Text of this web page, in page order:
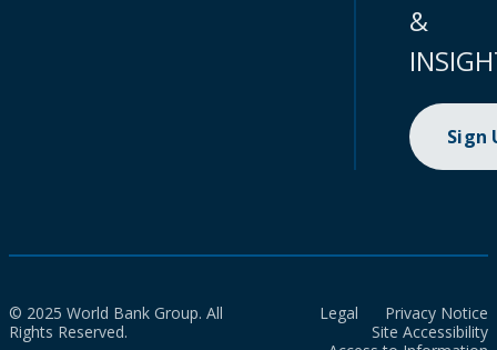
&
Sign
© 2025 World Bank Group. All
Rights Reserved.
Legal
Privacy Notice
Site Accessibility